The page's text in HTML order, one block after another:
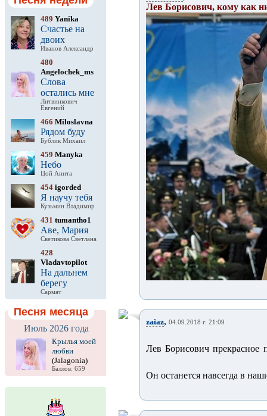
489 Yanika
Счастье на
двоих
Иванов Александр
480
Angelochek_ms
Слова
остались мне
Литвинкович
Евгений
466 Miloslavna
Рядом буду
Бублик Михаил
459 Manyka
Небо
Цой Анита
454 igorded
Я научу тебя
Кузьмин Владимир
431 tumantho1
Аве, Мария
Светикова Светлана
428
Vladavtopilot
На дальнем
берегу
Сармат
Песня месяца
Июль 2026 года
Крылья моей
любви
(Jalagonia)
Баллов: 659
Лев Борисович, кому как
zaiaz, 04.09.2018 г. 21:09
Лев Борисович прекрасное
Он останется навсегда в